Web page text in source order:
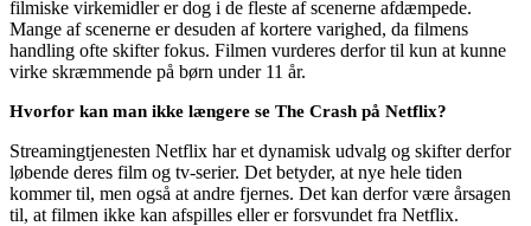
filmiske virkemidler er dog i de fleste af scenerne afdæmpede.
Mange af scenerne er desuden af kortere varighed, da filmens
handling ofte skifter fokus. Filmen vurderes derfor til kun at kunne
virke skræmmende på børn under 11 år.
Hvorfor kan man ikke længere se The Crash på Netflix?
Streamingtjenesten Netflix har et dynamisk udvalg og skifter derfor
løbende deres film og tv-serier. Det betyder, at nye hele tiden
kommer til, men også at andre fjernes. Det kan derfor være årsagen
til, at filmen ikke kan afspilles eller er forsvundet fra Netflix.